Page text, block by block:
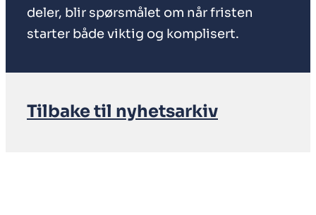
deler, blir spørsmålet om når fristen
starter både viktig og komplisert.
Tilbake til nyhetsarkiv